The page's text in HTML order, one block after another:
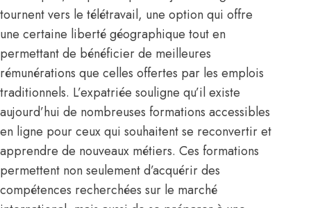
tournent vers le télétravail, une option qui offre
une certaine liberté géographique tout en
permettant de bénéficier de meilleures
rémunérations que celles offertes par les emplois
traditionnels. L’expatriée souligne qu’il existe
aujourd’hui de nombreuses formations accessibles
en ligne pour ceux qui souhaitent se reconvertir et
apprendre de nouveaux métiers. Ces formations
permettent non seulement d’acquérir des
compétences recherchées sur le marché